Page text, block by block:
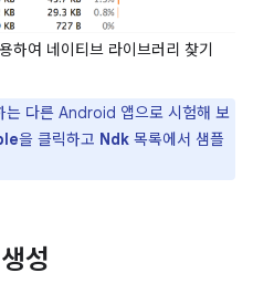
하여 네이티브 라이브러리 찾기
는 다른 Android 앱으로 시험해 보
을 클릭하고 Ndk 목록에서 샘플
성